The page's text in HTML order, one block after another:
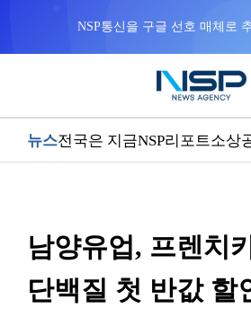
NSP통신을 구글 선호 매체로
뉴스전국은 지금NSP리포트소상
남양유업, 프렌치
단백질 첫 반값 할